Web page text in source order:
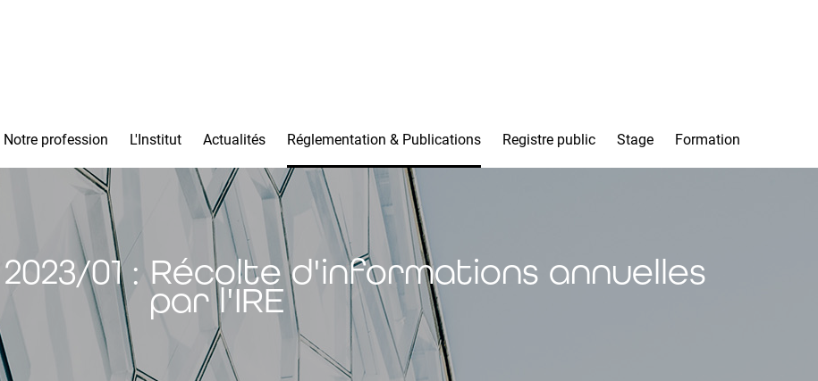
Notre profession L'Institut Actualités Réglementation & Publications Registre public Stage Formation
01 : Récolte d'informations annuelles
par l'IRE